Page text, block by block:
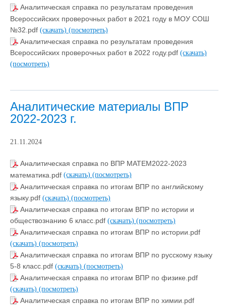
Аналитическая справка по результатам проведения
Всероссийских проверочных работ в 2021 году в МОУ СОШ
№32.pdf (скачать) (посмотреть)
Аналитическая справка по результатам проведения
Всероссийских проверочных работ в 2022 году.pdf (скачать)
(посмотреть)
Аналитические материалы ВПР
2022-2023 г.
21.11.2024
Аналитическая справка по ВПР МАТЕМ2022-2023
математика.pdf (скачать) (посмотреть)
Аналитическая справка по итогам ВПР по английскому
языку.pdf (скачать) (посмотреть)
Аналитическая справка по итогам ВПР по истории и
обществознанию 6 класс.pdf (скачать) (посмотреть)
Аналитическая справка по итогам ВПР по истории.pdf
(скачать) (посмотреть)
Аналитическая справка по итогам ВПР по русскому языку
5-8 класс.pdf (скачать) (посмотреть)
Аналитическая справка по итогам ВПР по физике.pdf
(скачать) (посмотреть)
Аналитическая справка по итогам ВПР по химии.pdf